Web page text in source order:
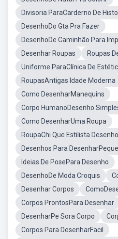
Divisoria ParaCarderno De
DesenhoDo Gta Pra Fazer
DesenhoDe Caminhão Para
Desenhar Roupas
Roupas
Uniforme ParaClínica De
RoupasAntigas Idade Moderna
Como DesenharManequins
Corpo HumanoDesenho
Como DesenharUma Roupa
RoupaChi Que Estilista Desenho
Desenhos Para
Ideias De PosePara Desenho
DesenhoDe Moda Croquis
Desenhar Corpos
Corpos ProntosPara Desenhar
DesenharPe Sora Corpo
Corpos Para DesenharFacil